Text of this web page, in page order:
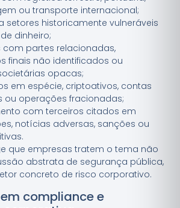
ou transporte internacional;
setores historicamente vulneráveis
dinheiro;
partes relacionadas,
finais não identificados ou
opacas;
em espécie, criptoativos, contas
ou operações fracionadas;
com terceiros citados em
notícias adversas, sanções ou
que empresas tratem o tema não
abstrata de segurança pública,
concreto de risco corporativo.
compliance e